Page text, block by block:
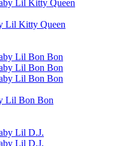
Lil Kitty Queen
Lil Bon Bon